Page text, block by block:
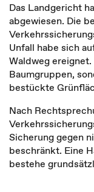
Das Landgericht
abgewiesen. Die
Unfall habe sich
Waldweg
Baumgruppen,
bestückte
Nach
Sicherung gegen
beschränkt. Eine
bestehe